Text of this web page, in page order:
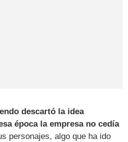
descartó la idea
época la empresa no cedía
personajes, algo que ha ido